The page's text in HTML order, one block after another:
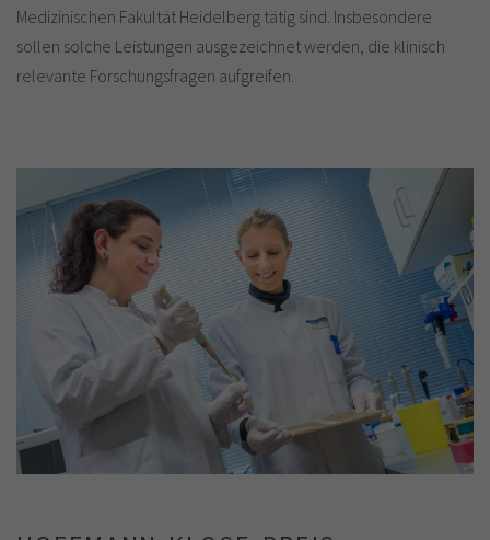
Medizinischen Fakultät Heidelberg tätig sind. Insbesondere
sollen solche Leistungen ausgezeichnet werden, die klinisch
relevante Forschungsfragen aufgreifen.